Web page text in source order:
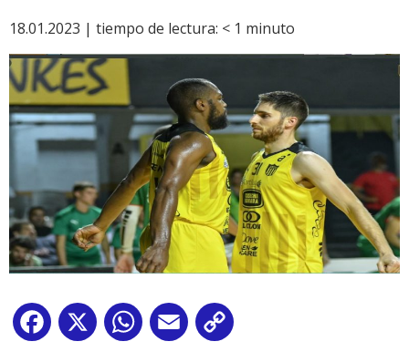
18.01.2023 | tiempo de lectura: < 1 minuto
Facebook
X WhatsApp
Email